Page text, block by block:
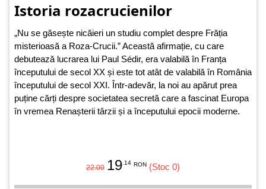
Istoria rozacrucienilor
„Nu se găsește nicăieri un studiu complet despre Frăția
misterioasă a Roza-Crucii.” Această afirmație, cu care
debutează lucrarea lui Paul Sédir, era valabilă în Franța
începutului de secol XX și este tot atât de valabilă în România
începutului de secol XXI. Într-adevăr, la noi au apărut prea
puține cărți despre societatea secretă care a fascinat Europa
în vremea Renașterii târzii și a începutului epocii moderne.
22.00 19 .14 RON (Stoc 0)